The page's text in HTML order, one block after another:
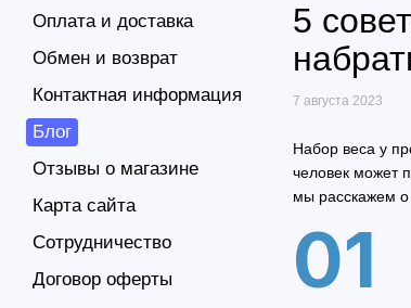
5
7 августа 2023
Набор веса у
человек может
мы расскажем о
01
Оплата и доставка
Обмен и возврат
Контактная информация
Блог
Отзывы о магазине
Карта сайта
Сотрудничество
Договор оферты